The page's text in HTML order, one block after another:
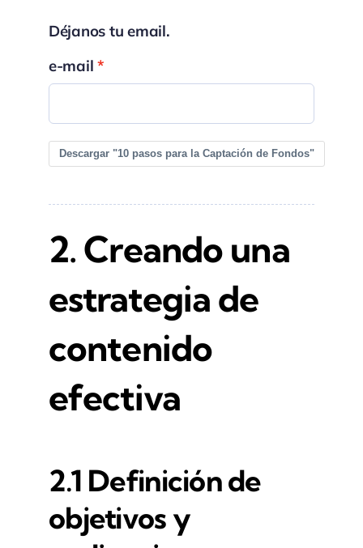
Déjanos tu email.
e-mail
Descargar "10 pasos para la Captación de Fondos"
2. Creando una
estrategia de
contenido
efectiva
2.1 Definición de
objetivos y